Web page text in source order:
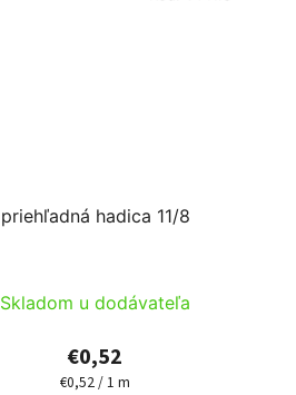
priehľadná hadica 11/8
Skladom u dodávateľa
€0,52
Jednotková
€0,52 / 1 m